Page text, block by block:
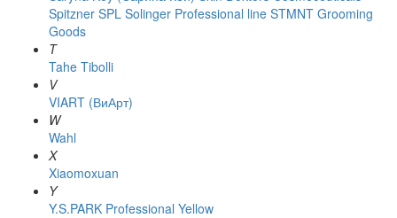
Spitzner SPL Solinger Professional line STMNT Grooming
Goods
T
Tahe Tibolli
V
VIART (ВиАрт)
W
Wahl
X
Xiaomoxuan
Y
Y.S.PARK Professional Yellow